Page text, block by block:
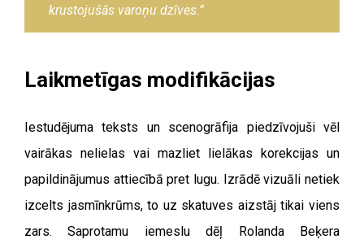
krustojušās varoņu dzīves.”
Laikmetīgas modifikācijas
Iestudējuma teksts un scenogrāfija piedzīvojuši vēl
vairākas nelielas vai mazliet lielākas korekcijas un
papildinājumus attiecībā pret lugu. Izrādē vizuāli netiek
izcelts jasmīnkrūms, to uz skatuves aizstāj tikai viens
zars. Saprotamu iemeslu dēļ Rolanda Beķera